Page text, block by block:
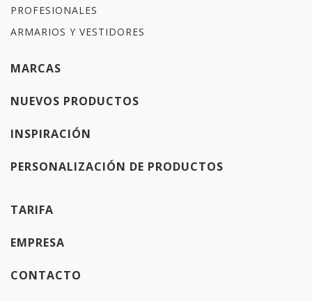
PROFESIONALES
ARMARIOS Y VESTIDORES
MARCAS
NUEVOS PRODUCTOS
INSPIRACIÓN
PERSONALIZACIÓN DE PRODUCTOS
TARIFA
EMPRESA
CONTACTO